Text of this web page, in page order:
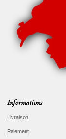
Informations
Livraison
Paiement